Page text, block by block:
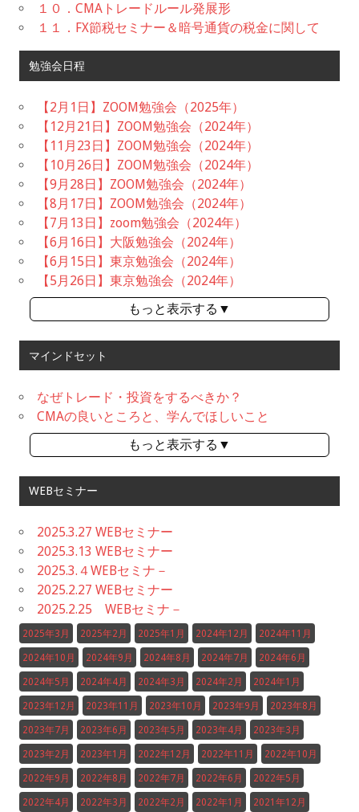
１０．CMAトレードルール発展形
１１．FX節税セミナー＆暗号通貨の税金に関して
勉強会日程
【2月1日】ZOOM勉強会（2025年）
【12月21日】ZOOM勉強会（2024年）
【11月23日】ZOOM勉強会（2024年）
【10月26日】ZOOM勉強会（2024年）
【9月28日】ZOOM勉強会（2024年）
【8月17日】ZOOM勉強会（2024年）
【7月13日】zoom勉強会（2024年）
【6月16日】大阪勉強会（2024年）
【6月15日】東京勉強会（2024年）
【5月26日】東京勉強会（2024年）
もっと表示する▼
マインドセット
なぜトレード・投資をするべきか？
CMAの良いところと、学んでほしいこと
もっと表示する▼
WEBセミナー
2025.3.27 WEBセミナー
2025.3.13 WEBセミナー
2025.3.４WEBセミナ－
2025.2.27 WEBセミナー
2025.2.25 WEBセミナ－
2025年3月 2025年2月 2025年1月 2024年12月 2024年11月
2024年10月 2024年9月 2024年8月 2024年7月 2024年6月
2024年5月 2024年4月 2024年3月 2024年2月 2024年1月
2023年12月 2023年11月 2023年10月 2023年9月 2023年8月
2023年7月 2023年6月 2023年5月 2023年4月 2023年3月
2023年2月 2023年1月 2022年12月 2022年11月 2022年10月
2022年9月 2022年8月 2022年7月 2022年6月 2022年5月
2022年4月 2022年3月 2022年2月 2022年1月 2021年12月